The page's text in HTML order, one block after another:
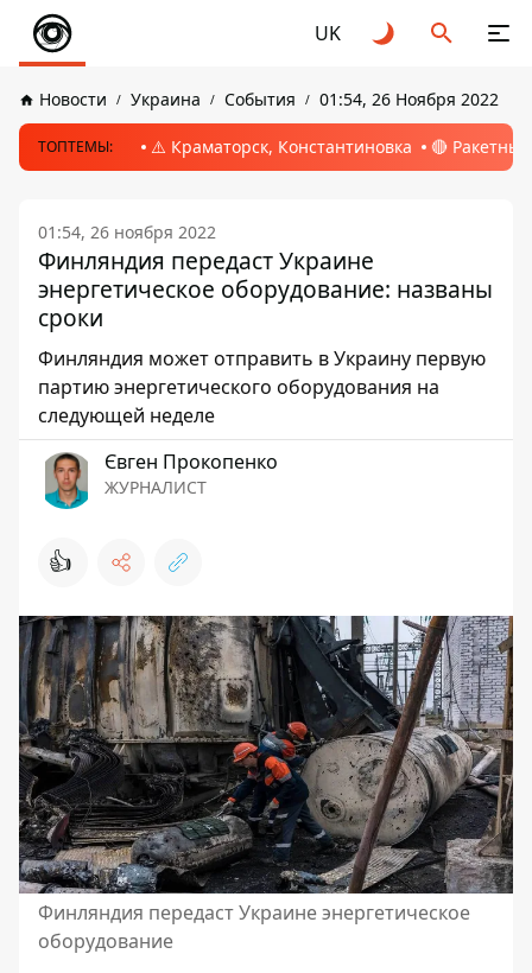
UK
Новости Украина События 01:54, 26 Ноября 2022
ТОПТЕМЫ: ⚠️ Краматорск, Константиновка 🔴
01:54, 26 ноября 2022
Финляндия передаст Украине
энергетическое оборудование: названы
сроки
Финляндия может отправить в Украину первую
партию энергетического оборудования на
следующей неделе
Євген Прокопенко
ЖУРНАЛИСТ
👍
Финляндия передаст Украине энергетическое
оборудование